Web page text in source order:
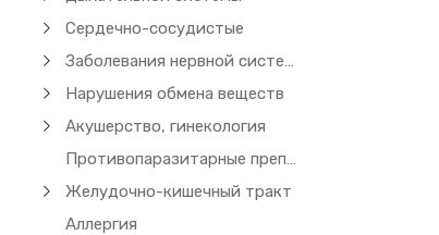
Сердечно-сосудистые
Заболевания нервной системы
Нарушения обмена веществ
Акушерство, гинекология
Противопаразитарные препараты (чесотка)
Желудочно-кишечный тракт
Аллергия